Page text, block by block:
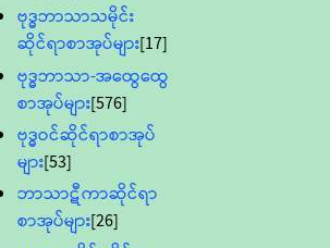
ဗုဒ္ဓဘာသာသမိုင်း
ဆိုင်ရာစာအုပ်များ[17]
ဗုဒ္ဓဘာသာ-အထွေထွေ
စာအုပ်များ[576]
ဗုဒ္ဓဝင်ဆိုင်ရာစာအုပ်
များ[53]
ဘာသာဋီကာဆိုင်ရာ
စာအုပ်များ[26]